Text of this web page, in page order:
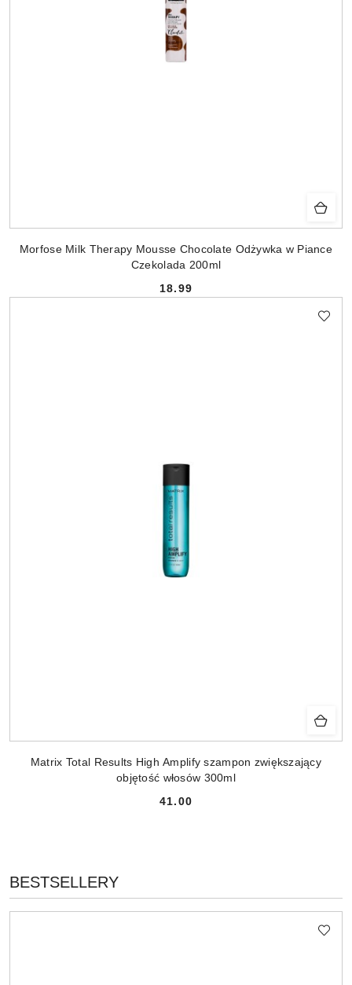
Morfose Milk Therapy Mousse Chocolate Odżywka w Piance
Czekolada 200ml
Cena:
18.99
Matrix Total Results High Amplify szampon zwiększający
objętość włosów 300ml
Cena:
41.00
Pomiń karuzelę produktów
PRODUKTY
O
BESTSELLERY